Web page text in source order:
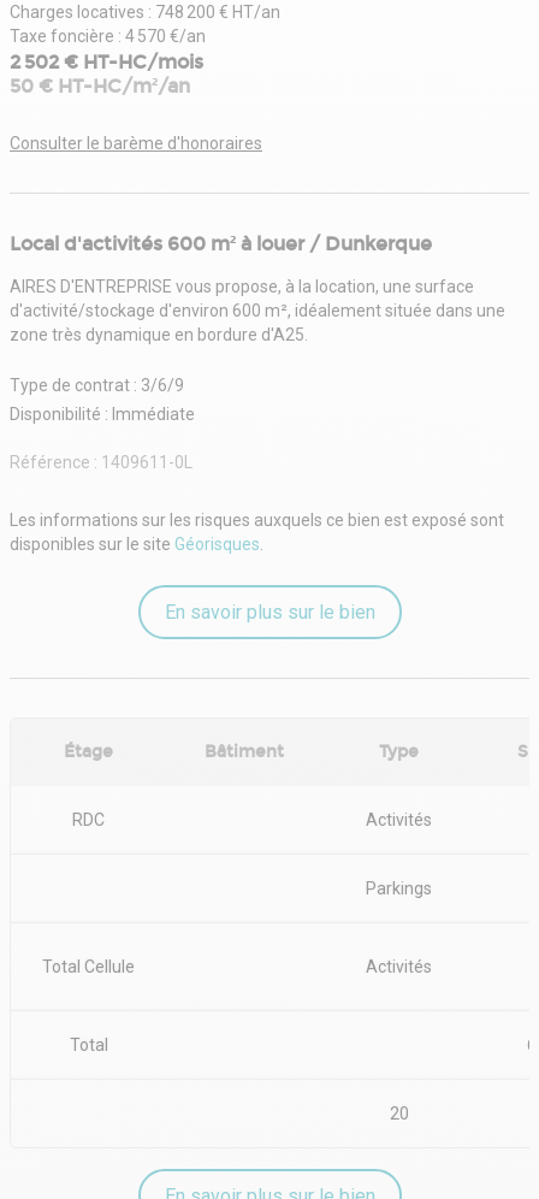
Charges locatives : 748 200 € HT/an
Taxe foncière : 4 570 €/an
2 502 € HT-HC/mois
50 € HT-HC/m²/an
Consulter le barème d'honoraires
Local d'activités 600 m² à louer / Dunkerque
AIRES D'ENTREPRISE vous propose, à la location, une surface
d'activité/stockage d'environ 600 m², idéalement située dans une
zone très dynamique en bordure d'A25.
Type de contrat : 3/6/9
Disponibilité : Immédiate
Référence : 1409611-0L
Les informations sur les risques auxquels ce bien est exposé sont
disponibles sur le site Géorisques
En savoir plus sur le bien
Étage Bâtiment Type
RDC Activités
Parkings
Total Cellule Activités
Total
20